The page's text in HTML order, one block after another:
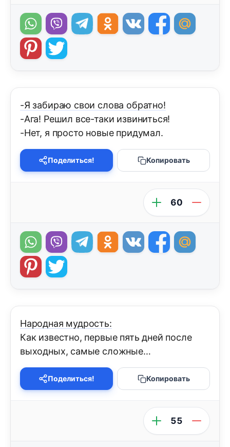
-Я забираю свои слова обратно!
-Ага! Решил все-таки извиниться!
-Нет, я просто новые придумал.
Поделиться! Копировать
60
Народная мудрость:
Как известно, первые пять дней после
выходных, самые сложные…
Поделиться! Копировать
55